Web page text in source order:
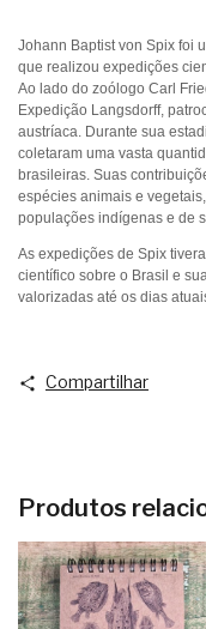
Johann Baptist von Spix foi
que realizou expedições
Ao lado do zoólogo Carl
Expedição Langsdorff,
austríaca. Durante sua
coletaram uma vasta
brasileiras. Suas
espécies animais e
populações indígenas e de
As expedições de Spix
científico sobre o Brasil e
valorizadas até os dias
Compartilhar
Produtos